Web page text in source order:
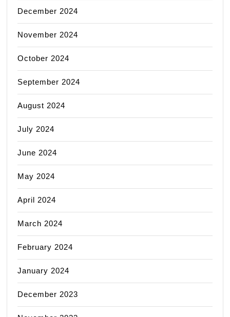
December 2024
November 2024
October 2024
September 2024
August 2024
July 2024
June 2024
May 2024
April 2024
March 2024
February 2024
January 2024
December 2023